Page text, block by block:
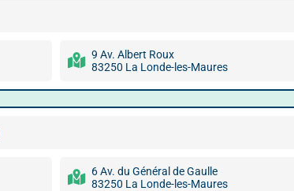
9 Av. Albert Roux
83250 La Londe-les-Maures
6 Av. du Général de Gaulle
83250 La Londe-les-Maures